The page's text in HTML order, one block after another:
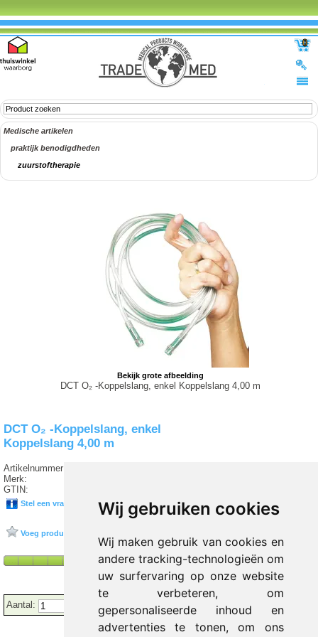
Wij gebruiken cookies
Wij maken gebruik van cookies en
andere tracking-technologieën om
uw surfervaring op onze website
te verbeteren, om
gepersonaliseerde inhoud en
advertenties te tonen, om ons
0
Medische artikelen
praktijk benodigdheden
zuurstoftherapie
Bekijk grote afbeelding
DCT O₂ -Koppelslang, enkel Koppelslang 4,00 m
DCT O₂ -Koppelslang, enkel
Koppelslang 4,00 m
Artikelnummer:
Merk:
GTIN:
Stel een vraag over dit product
Voeg product toe aan favorieten
Aantal: